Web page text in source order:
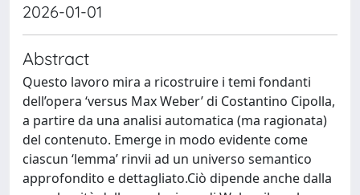
2026-01-01
Abstract
Questo lavoro mira a ricostruire i temi fondanti
dell’opera ‘versus Max Weber’ di Costantino Cipolla,
a partire da una analisi automatica (ma ragionata)
del contenuto. Emerge in modo evidente come
ciascun ‘lemma’ rinvii ad un universo semantico
approfondito e dettagliato.Ciò dipende anche dalla